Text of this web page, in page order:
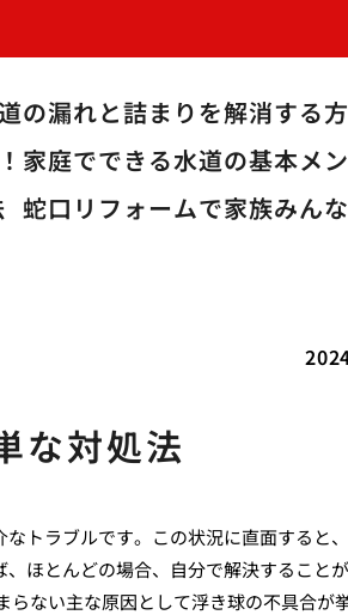
の漏れと詰まりを解消する
家庭でできる水道の基本メ
蛇口リフォームで家族みん
な対処法
トラブルです。この状況に直面すると
ほとんどの場合、自分で解決すること
ない主な原因として浮き球の不具合が